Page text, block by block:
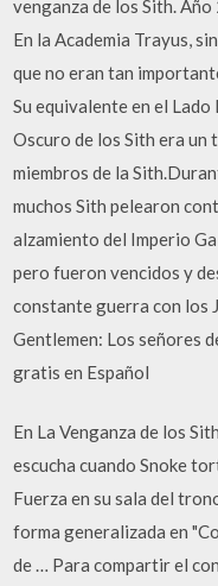
venganza de los Sith.
En la Academia Trayus,
que no eran tan
Su equivalente en el
Oscuro de los Sith era un
miembros de la
muchos Sith pelearon
alzamiento del Imperio
pero fueron vencidos y
constante guerra con los
Gentlemen: Los señores
gratis en Español
En La Venganza de los
escucha cuando Snoke
Fuerza en su sala del
forma generalizada en
de … Para compartir el